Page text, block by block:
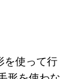
を使って行